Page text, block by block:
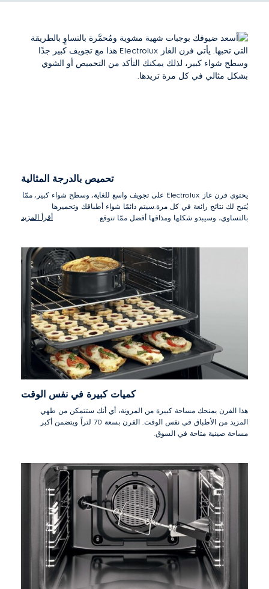
تحميص بالدرجة المثالية
يحتوي فرن غاز Electrolux على تجويف واسع للغاية, وسطح شواء كبير, ممّا
يُتيح لك نتائج رائعة في كل مرة.سيتم دائمًا شواء أطباقك وتحميرها
بالتساوي، وسيبدو شكلها ومذاقها أفضل ممّا تتوقع.
أقرأ المزيد
كميات كبيرة في نفس الوقت
هذا الفرن يمنحك مساحة كبيرة من المرونة، أي أنك ستتمكن من طهي
المزيد من الأطباق في نفس الوقت. الفرن بسعة 70 لتراً ويتضمن أكبر
مساحة صينية متاحة في السوق.